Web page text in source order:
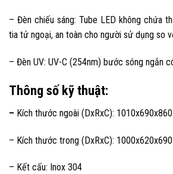
– Đèn chiếu sáng: Tube LED không chứa
tia tử ngoại, an toàn cho người sử dụng so
– Đèn UV: UV-C (254nm) bước sóng ngắn
Thông số kỹ thuật:
– Kích thước ngoài (DxRxC):
– Kích thước trong (DxRxC):
– Kết cấu: Inox 304